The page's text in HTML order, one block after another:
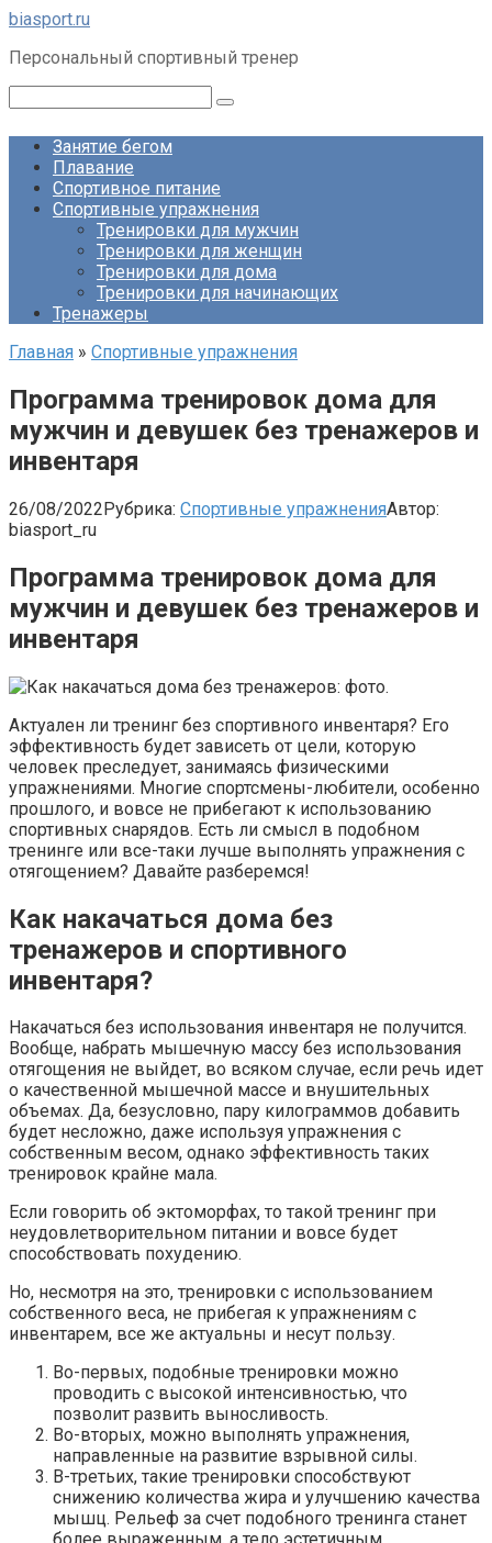
Перейти
контенту
biasport.ru
Персональный спортивный тренер
Занятие бегом
Плавание
Спортивное питание
Спортивные упражнения
Тренировки для мужчин
Тренировки для женщин
Тренировки для дома
Тренировки для начинающих
Тренажеры
Главная » Спортивные упражнения
Программа тренировок дома для
мужчин и девушек без тренажеров и
инвентаря
26/08/2022Рубрика: Спортивные упражненияАвтор:
biasport_ru
Программа тренировок дома для
мужчин и девушек без тренажеров и
инвентаря
Актуален ли тренинг без спортивного инвентаря? Его
эффективность будет зависеть от цели, которую
человек преследует, занимаясь физическими
упражнениями. Многие спортсмены-любители, особенно
прошлого, и вовсе не прибегают к использованию
спортивных снарядов. Есть ли смысл в подобном
тренинге или все-таки лучше выполнять упражнения с
отягощением? Давайте разберемся!
Как накачаться дома без
тренажеров и спортивного
инвентаря?
Накачаться без использования инвентаря не получится.
Вообще, набрать мышечную массу без использования
отягощения не выйдет, во всяком случае, если речь идет
о качественной мышечной массе и внушительных
объемах. Да, безусловно, пару килограммов добавить
будет несложно, даже используя упражнения с
собственным весом, однако эффективность таких
тренировок крайне мала.
Если говорить об эктоморфах, то такой тренинг при
неудовлетворительном питании и вовсе будет
способствовать похудению.
Но, несмотря на это, тренировки с использованием
собственного веса, не прибегая к упражнениям с
инвентарем, все же актуальны и несут пользу.
Во-первых, подобные тренировки можно
проводить с высокой интенсивностью, что
позволит развить выносливость.
Во-вторых, можно выполнять упражнения,
направленные на развитие взрывной силы.
В-третьих, такие тренировки способствуют
снижению количества жира и улучшению качества
мышц. Рельеф за счет подобного тренинга станет